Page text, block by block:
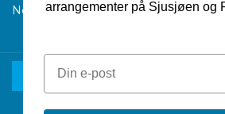
Norwegian ▼
arrangementer på Sjusjøen og